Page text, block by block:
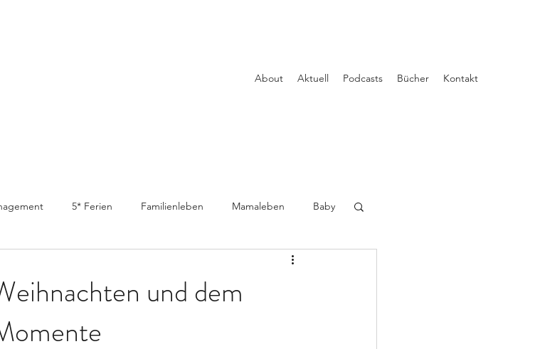
About Aktuell Podcasts Bücher Kontakt
5* Ferien Familienleben Mamaleben Baby
und dem